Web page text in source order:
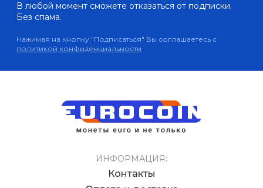
В любой момент сможете отказаться от подписки.
Без спама.
Нажимая на кнопку "Подписаться" Вы соглашаетесь с
политикой конфиденциальности
ИНФОРМАЦИЯ:
Контакты